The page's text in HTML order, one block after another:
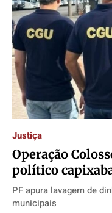
Justiça
Operação
político
PF apura lavagem de
municipais